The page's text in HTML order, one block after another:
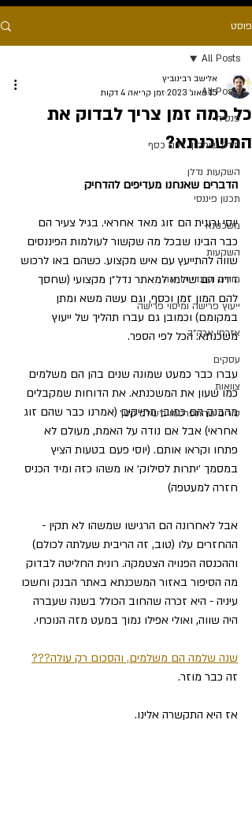
פוסט
All Posts
פנסיה
מידע שיחסוך לכם כסף
השקעות נדלן
תכנון פיננסי
משכנתא
השקעות
מורים ועובדי הוראה
ייעוץ פרישה ומיסוי פרישה
אזרחי ארה״ב
עסקים
צוואות
טורים שהתפרסמו ב׳עולם קטן׳
All Posts
כל כמה זמן צריך לבדוק את
המשכנתא?
אלישב רבינוביץ
15 באוג׳ 2023
זמן קריאה 4 דקות
הדברים שאנחנו מעדיפים להדחיק
יוסי ורונית הם זוג מאד אחראי. בגיל צעיר הם
כבר הבינו שבכל מה שקשור לעולמות הפיננסים
שווה להתייעץ עם איש מקצוע. כשהם באו לרכוש
דירה הם שילמו למאתר נדל״ן מקצועי (שחסך
להם המון זמן וכסף, וגם עשה משא ומתן
במקומם) וכמובן גם עברו תהליך של ייעוץ
משכנתא. הכל לפי הספר.
עברו כבר כמעט שמונה שנים בהן הם משלמים
כמו שעון את המשכנתא. את הדוחות שמקבלים
מהבנק הם כמובן מתייקים (אמרנו כבר שהם זוג
אחראי) אבל אם נודה על האמת, מעולם לא
פתחו וקראו אותם. (יוסי פעם בטעות הציץ
במסמך ׳יתרות לסילוק׳ או משהו כזה ומיד הכניס
חזרה למעטפה)
אבל לאחרונה הם הרגישו שמשהו לא תקין -
ההחזרים עלו (טוב, זה הריבית שעלתה לכולם)
וההכנסה הפנויה הצטמקה. רונית החליטה לבדוק
מה הסיפור באזור המשכנתא באתר הבנק וחשכו
עיניה - היא זכרה שהחוב הכולל בשנה שעברה
היה שווה, ואולי אפילו נמוך במעט מזה הנוכחי.
שנה שלמה הם משלמים, והסכום רק עולה???
זה כבר מוזר.
אז היא התקשרה אלינו.